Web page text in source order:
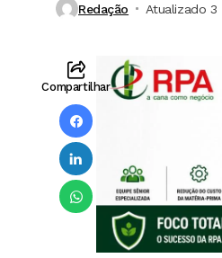
Redação Atualizado 3
Compartilhar